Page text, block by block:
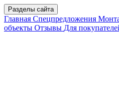
Разделы сайта
Главная Спецпредложения
объекты Отзывы Для